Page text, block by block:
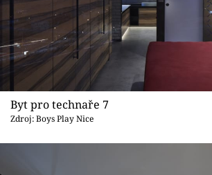
Byt pro technaře 7
Zdroj: Boys Play Nice